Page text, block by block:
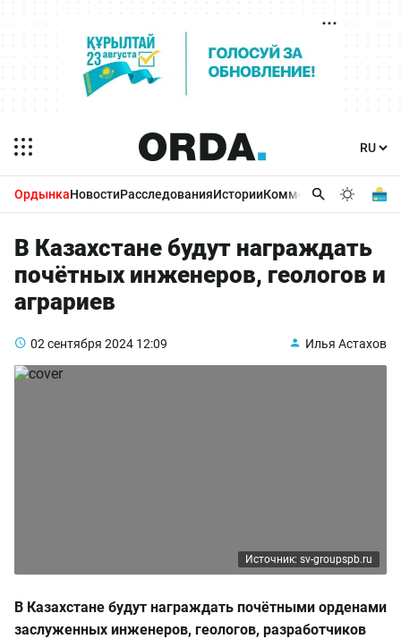
ОрдынкаНовостиРасследованияИсторииКомментарииБизнес
В Казахстане будут награждать
почётных инженеров, геологов и
аграриев
02 сентября 2024 12:09 Илья Астахов
Источник: sv-groupspb.ru
В Казахстане будут награждать почётными орденами
заслуженных инженеров, геологов, разработчиков